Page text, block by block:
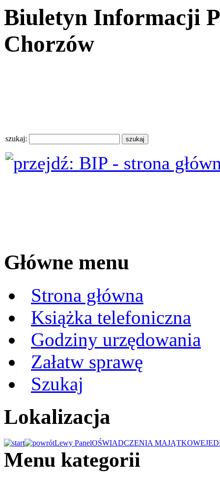
Biuletyn Informacji
Chorzów
szukaj:
Główne menu
Strona główna
Książka telefoniczna
Godziny urzędowania
Załatw sprawę
Szukaj
Lokalizacja
Lewy PanelOŚWIADCZENIA MAJĄTKOWE
Menu kategorii